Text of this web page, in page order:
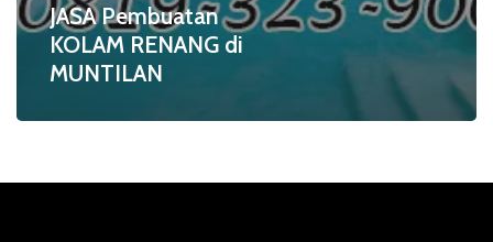
JASA Pembuatan
KOLAM RENANG di
MUNTILAN